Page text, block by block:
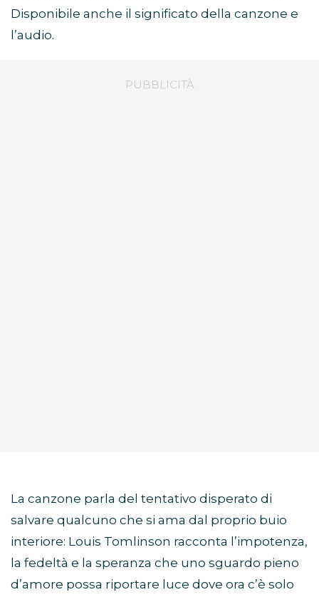
Disponibile anche il significato della canzone e
l’audio.
La canzone parla del tentativo disperato di
salvare qualcuno che si ama dal proprio buio
interiore: Louis Tomlinson racconta l’impotenza,
la fedeltà e la speranza che uno sguardo pieno
d’amore possa riportare luce dove ora c’è solo